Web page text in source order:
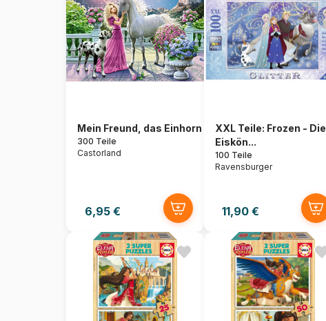
Mein Freund, das Einhorn
300 Teile
Castorland
6,95 €
XXL Teile: Frozen - Die
Eiskön...
100 Teile
Ravensburger
11,90 €